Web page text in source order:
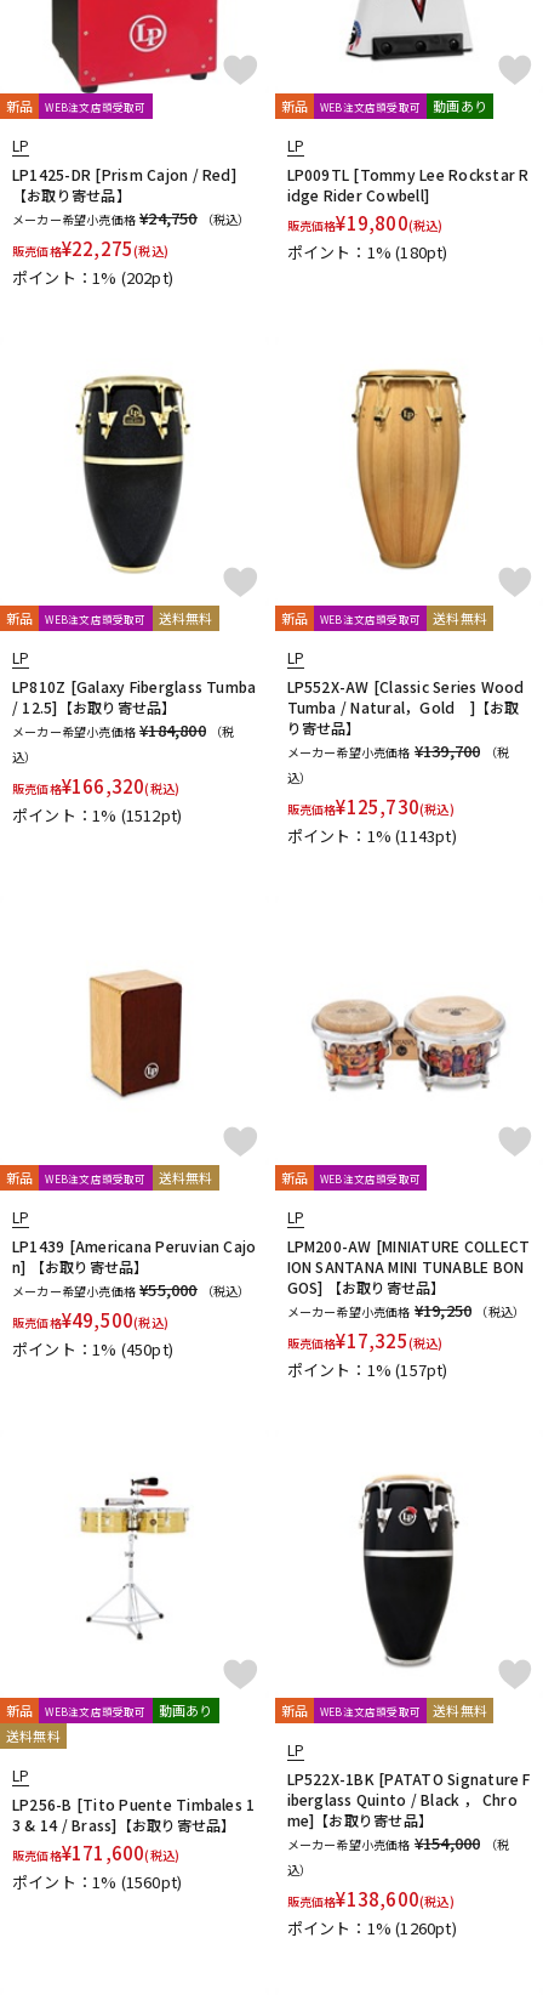
新品 WEB注文店頭受取可
LP
LP1425-DR [Prism Cajon / Red]
【お取り寄せ品】
メーカー希望小売価格 ¥24,750
（税込）
販売価格¥22,275(税込)
ポイント：1% (202pt)
新品 WEB注文店頭受取可 動画あり
LP
LP009TL [Tommy Lee Rockstar R
idge Rider Cowbell]
販売価格¥19,800(税込)
ポイント：1%(180pt)
新品 WEB注文店頭受取可 送料無料
LP
LP810Z [Galaxy Fiberglass Tumba
/ 12.5]【お取り寄せ品】
メーカー希望小売価格 ¥184,800
（税
込）
販売価格¥166,320(税込)
ポイント：1% (1512pt)
新品 WEB注文店頭受取可 送料無料
LP
LP552X-AW [Classic Series Wood
Tumba / Natural，Gold ]【お取
り寄せ品】
メーカー希望小売価格 ¥139,700
（税
込）
販売価格¥125,730(税込)
ポイント：1%(1143pt)
新品 WEB注文店頭受取可 送料無料
LP
LP1439 [Americana Peruvian Cajo
n] 【お取り寄せ品】
メーカー希望小売価格 ¥55,000
（税込）
販売価格¥49,500(税込)
ポイント：1% (450pt)
新品 WEB注文店頭受取可
LP
LPM200-AW [MINIATURE COLLECT
ION SANTANA MINI TUNABLE BON
GOS] 【お取り寄せ品】
メーカー希望小売価格 ¥19,250
（税込）
販売価格¥17,325(税込)
ポイント：1%(157pt)
新品 WEB注文店頭受取可
動画あり
送料無料
LP
LP256-B [Tito Puente Timbales 1
3 & 14 / Brass]【お取り寄せ品】
販売価格¥171,600(税込)
ポイント：1% (1560pt)
新品 WEB注文店頭受取可 送料無料
LP
LP522X-1BK [PATATO Signature F
iberglass Quinto / Black ， Chro
me]【お取り寄せ品】
メーカー希望小売価格 ¥154,000
（税
込）
販売価格¥138,600(税込)
ポイント：1%(1260pt)